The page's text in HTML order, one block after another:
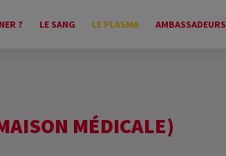
? LE SANG LE PLASMA AMBASSADEURS
MÉDICALE)